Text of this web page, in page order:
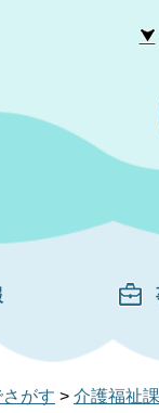
がす > 介護福祉課